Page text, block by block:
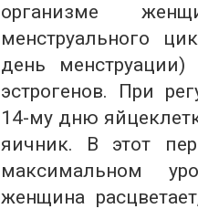
организме
менструального
день менструации)
эстрогенов. При
14-му дню
яичник. В этот
максимальном
женщина